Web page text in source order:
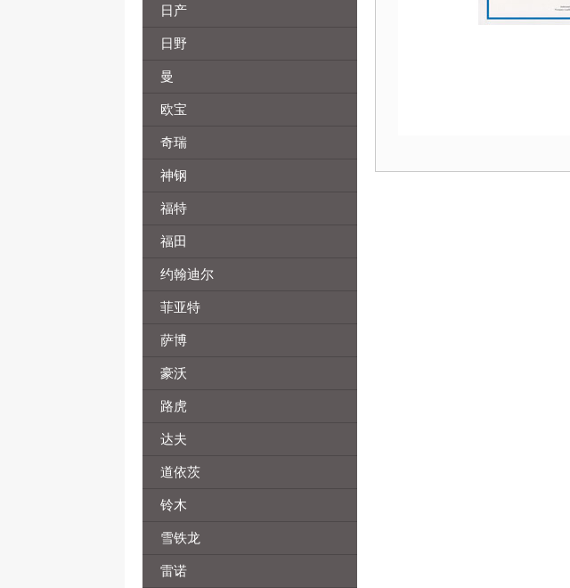
日产
日野
曼
欧宝
奇瑞
神钢
福特
福田
约翰迪尔
菲亚特
萨博
豪沃
路虎
达夫
道依茨
铃木
雪铁龙
雷诺